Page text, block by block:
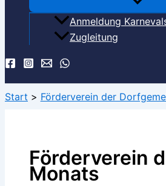
Anmeldung
Zugleitung
Start Förderverein der
Förderverein
Monats